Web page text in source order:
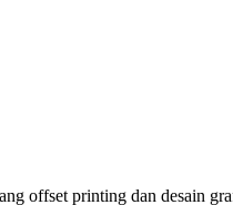
offset printing dan desain